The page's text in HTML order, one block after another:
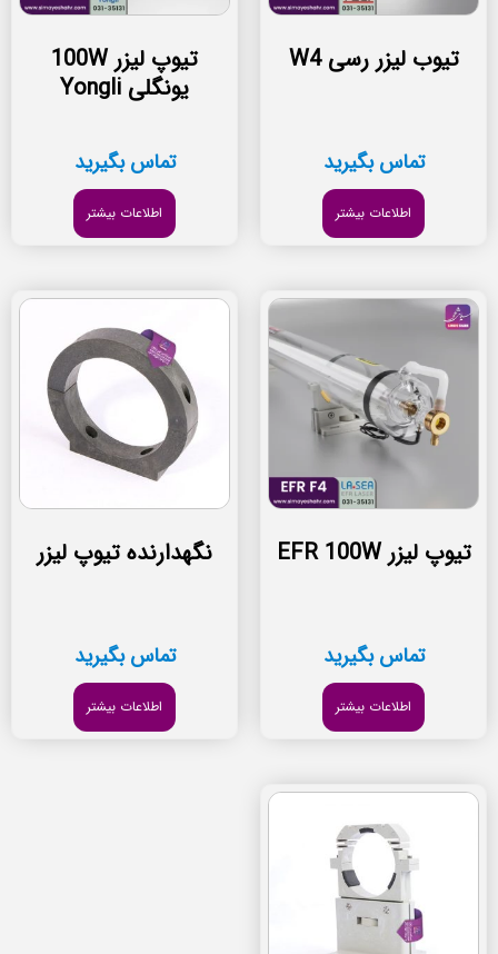
تیوب لیزر رسی W4
تماس بگیرید
اطلاعات بیشتر
تیوپ لیزر 100W
یونگلی Yongli
تماس بگیرید
اطلاعات بیشتر
تیوپ لیزر EFR 100W
تماس بگیرید
اطلاعات بیشتر
نگهدارنده تیوپ لیزر
تماس بگیرید
اطلاعات بیشتر